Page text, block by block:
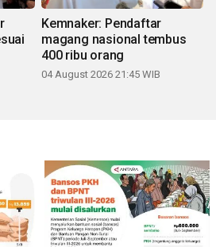
Kemnaker: Pendaftar
magang nasional tembus
400 ribu orang
04 August 2026 21:45 WIB